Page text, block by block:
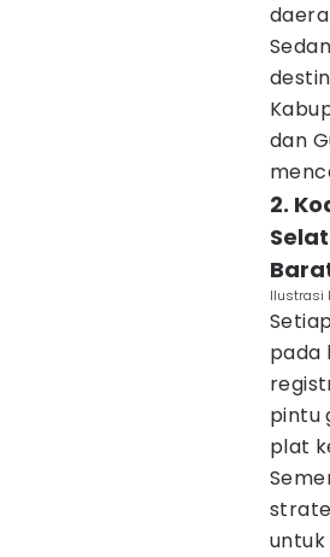
dan
2.
Ilustrasi
pada
pintu
plat